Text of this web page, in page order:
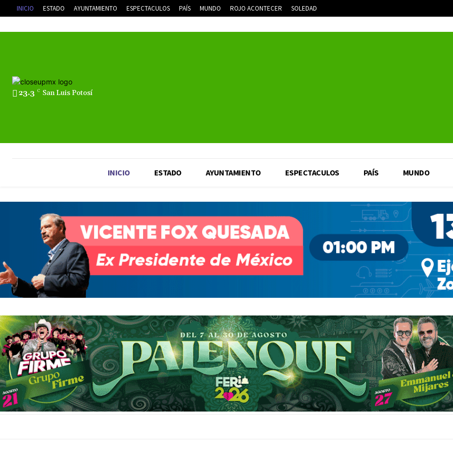
INICIO ESTADO AYUNTAMIENTO ESPECTACULOS PAÍS MUNDO ROJO ACONTECER SOLEDAD
23.3 C San Luis Potosí
INICIO ESTADO AYUNTAMIENTO ESPECTACULOS PAÍS MUNDO